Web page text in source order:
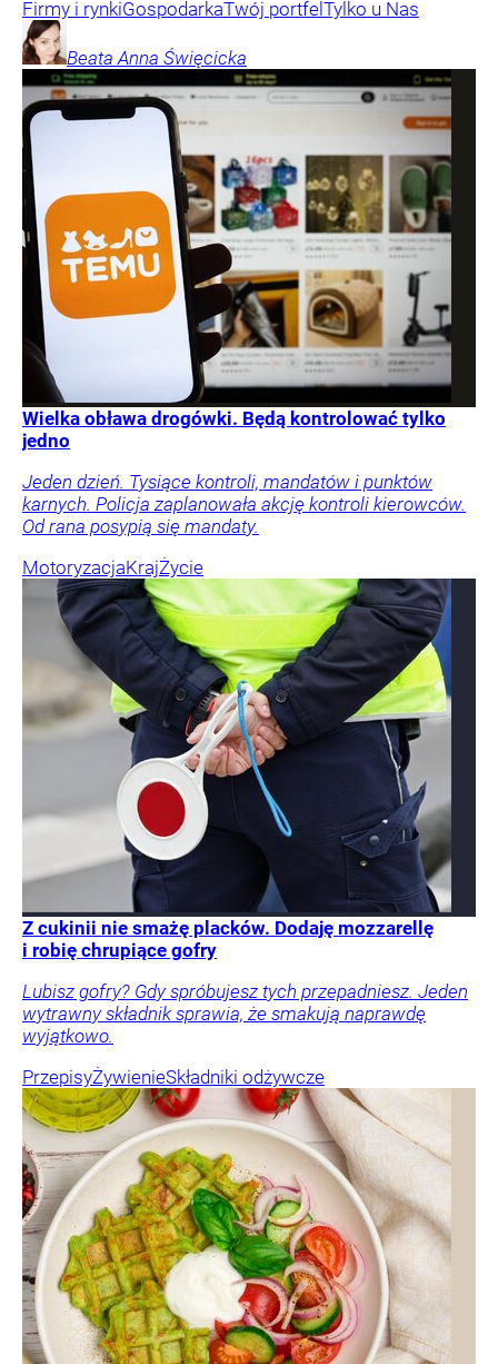
Firmy i rynkiGospodarkaTwój portfelTylko u Nas
Beata Anna Święcicka
Wielka obława drogówki. Będą kontrolować tylko
jedno
Jeden dzień. Tysiące kontroli, mandatów i punktów
karnych. Policja zaplanowała akcję kontroli kierowców.
Od rana posypią się mandaty.
MotoryzacjaKrajŻycie
Z cukinii nie smażę placków. Dodaję mozzarellę
i robię chrupiące gofry
Lubisz gofry? Gdy spróbujesz tych przepadniesz. Jeden
wytrawny składnik sprawia, że smakują naprawdę
wyjątkowo.
PrzepisyŻywienieSkładniki odżywcze